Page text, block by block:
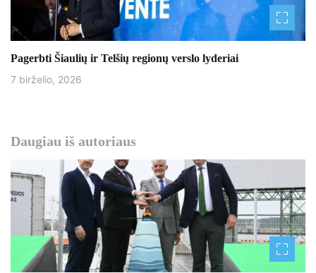
Pagerbti Šiaulių ir Telšių regionų verslo lyderiai
7 birželio, 2026
Daugiau iš autoriaus